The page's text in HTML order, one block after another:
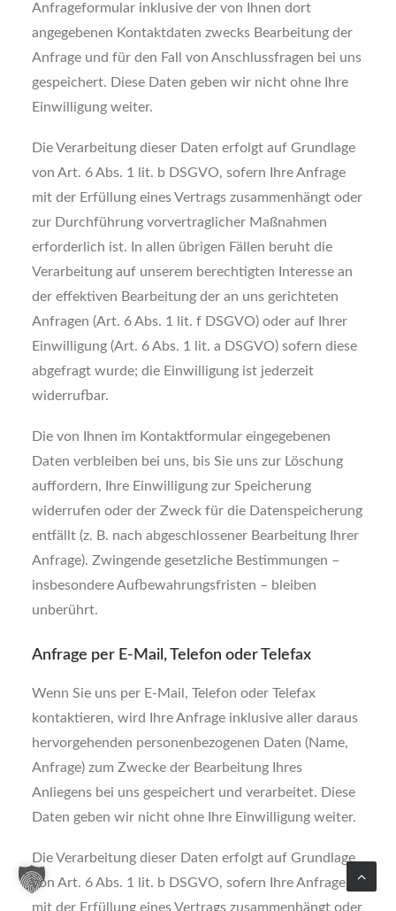
Anfrageformular inklusive der von Ihnen dort
angegebenen Kontaktdaten zwecks Bearbeitung der
Anfrage und für den Fall von Anschlussfragen bei uns
gespeichert. Diese Daten geben wir nicht ohne Ihre
Einwilligung weiter.
Die Verarbeitung dieser Daten erfolgt auf Grundlage
von Art. 6 Abs. 1 lit. b DSGVO, sofern Ihre Anfrage
mit der Erfüllung eines Vertrags zusammenhängt oder
zur Durchführung vorvertraglicher Maßnahmen
erforderlich ist. In allen übrigen Fällen beruht die
Verarbeitung auf unserem berechtigten Interesse an
der effektiven Bearbeitung der an uns gerichteten
Anfragen (Art. 6 Abs. 1 lit. f DSGVO) oder auf Ihrer
Einwilligung (Art. 6 Abs. 1 lit. a DSGVO) sofern diese
abgefragt wurde; die Einwilligung ist jederzeit
widerrufbar.
Die von Ihnen im Kontaktformular eingegebenen
Daten verbleiben bei uns, bis Sie uns zur Löschung
auffordern, Ihre Einwilligung zur Speicherung
widerrufen oder der Zweck für die Datenspeicherung
entfällt (z. B. nach abgeschlossener Bearbeitung Ihrer
Anfrage). Zwingende gesetzliche Bestimmungen –
insbesondere Aufbewahrungsfristen – bleiben
unberührt.
Anfrage per E-Mail, Telefon oder Telefax
Wenn Sie uns per E-Mail, Telefon oder Telefax
kontaktieren, wird Ihre Anfrage inklusive aller daraus
hervorgehenden personenbezogenen Daten (Name,
Anfrage) zum Zwecke der Bearbeitung Ihres
Anliegens bei uns gespeichert und verarbeitet. Diese
Daten geben wir nicht ohne Ihre Einwilligung weiter.
Die Verarbeitung dieser Daten erfolgt auf Grundlage
von Art. 6 Abs. 1 lit. b DSGVO, sofern Ihre Anfrage
mit der Erfüllung eines Vertrags zusammenhängt oder